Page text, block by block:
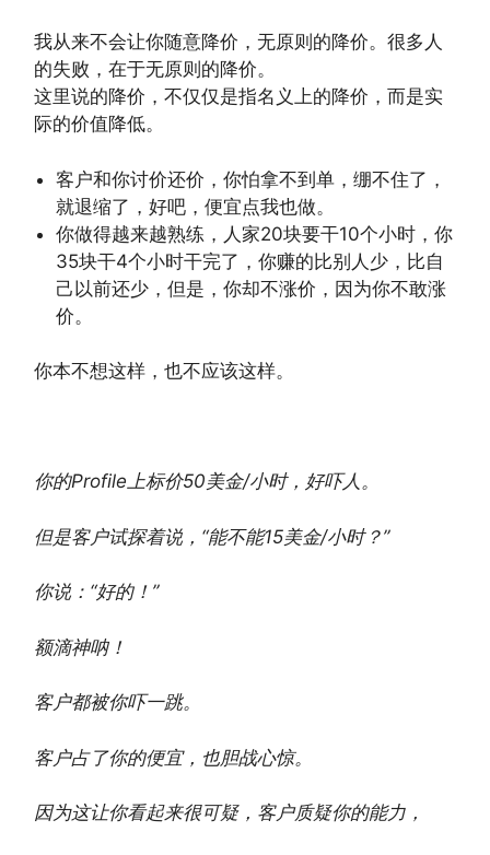
我从来不会让你随意降价，无原则的降价。很多人
的失败，在于无原则的降价。
这里说的降价，不仅仅是指名义上的降价，而是实
际的价值降低。
客户和你讨价还价，你怕拿不到单，绷不住了，
就退缩了，好吧，便宜点我也做。
你做得越来越熟练，人家20块要干10个小时，你
35块干4个小时干完了，你赚的比别人少，比自
己以前还少，但是，你却不涨价，因为你不敢涨
价。
你本不想这样，也不应该这样。
你的Profile上标价50美金/小时，好吓人。
但是客户试探着说，“能不能15美金/小时？”
你说：“好的！”
额滴神呐！
客户都被你吓一跳。
客户占了你的便宜，也胆战心惊。
因为这让你看起来很可疑，客户质疑你的能力，